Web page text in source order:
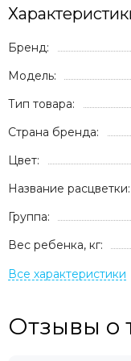
Milli
Mima
Momcozy
Moon
Mr Sandman
Mustela
Noordi
Nuna
Organic Factory
Osann
Peg Perego
Pigeon
Pituso
Бренд:
Модель:
Тип товара:
Страна бренда:
Цвет:
Название расцветки:
Группа:
Вес ребенка, кг:
Отзывы о